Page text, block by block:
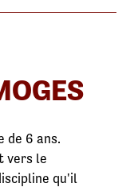
de 6 ans.
vers le
qu'il